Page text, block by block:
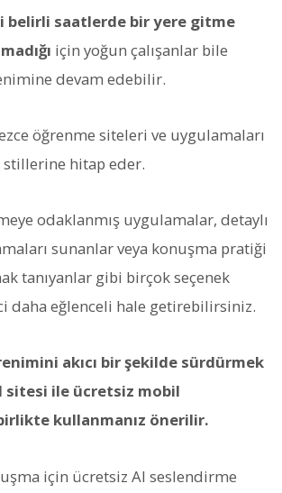
belirli saatlerde bir yere gitme
için yoğun çalışanlar bile
devam edebilir.
öğrenme siteleri ve uygulamaları
hitap eder.
odaklanmış uygulamalar, detaylı
sunanlar veya konuşma pratiği
tanıyanlar gibi birçok seçenek
daha eğlenceli hale getirebilirsiniz.
akıcı bir şekilde sürdürmek
sitesi ile ücretsiz mobil
kullanmanız önerilir.
için ücretsiz AI seslendirme